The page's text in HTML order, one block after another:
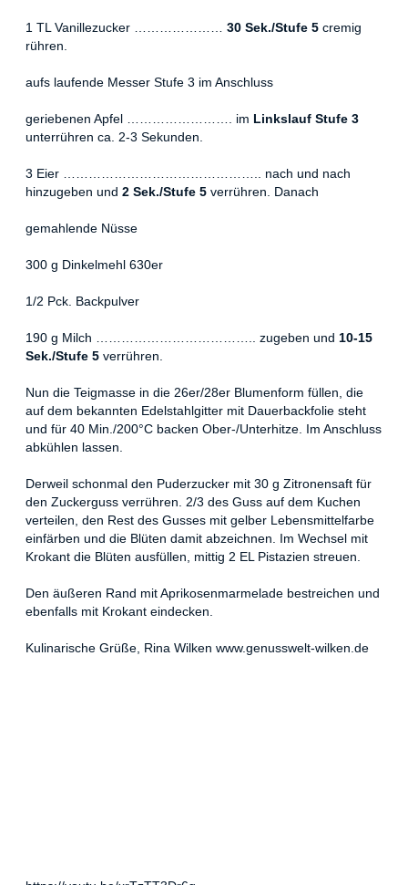
1 TL Vanillezucker ………………… 30 Sek./Stufe 5cremig
rühren.
aufs laufende Messer Stufe 3 im Anschluss
geriebenen Apfel ……………………. im Linkslauf Stufe 3
unterrühren ca. 2-3 Sekunden.
3 Eier ……………………………………….. nach und nach
hinzugeben und 2 Sek./Stufe 5 verrühren. Danach
gemahlende Nüsse
300 g Dinkelmehl 630er
1/2 Pck. Backpulver
190 g Milch ……………………………….. zugeben und 10-15
Sek./Stufe 5verrühren.
Nun die Teigmasse in die 26er/28er Blumenform füllen, die
auf dem bekannten Edelstahlgitter mit Dauerbackfolie steht
und für 40 Min./200°C backen Ober-/Unterhitze. Im Anschluss
abkühlen lassen.
Derweil schonmal den Puderzucker mit 30 g Zitronensaft für
den Zuckerguss verrühren. 2/3 des Guss auf dem Kuchen
verteilen, den Rest des Gusses mit gelber Lebensmittelfarbe
einfärben und die Blüten damit abzeichnen. Im Wechsel mit
Krokant die Blüten ausfüllen, mittig 2 EL Pistazien streuen.
Den äußeren Rand mit Aprikosenmarmelade bestreichen und
ebenfalls mit Krokant eindecken.
Kulinarische Grüße, Rina Wilken www.genusswelt-wilken.de